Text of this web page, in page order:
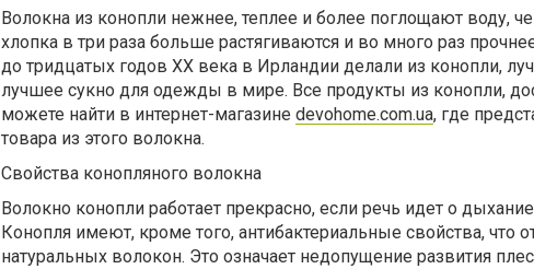
Волокна из конопли нежнее, теплее и более поглощают воду,
хлопка в три раза больше растягиваются и во много раз
до тридцатых годов XX века в Ирландии делали из конопли,
лучшее сукно для одежды в мире. Все продукты из конопли,
можете найти в интернет-магазине devohome.com.ua, где
товара из этого волокна.
Свойства конопляного волокна
Волокно конопли работает прекрасно, если речь идет о
Конопля имеют, кроме того, антибактериальные свойства, что
натуральных волокон. Это означает недопущение развития